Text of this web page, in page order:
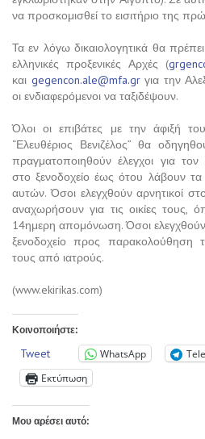
να προσκομισθεί το εισιτήριο της
Τα εν λόγω δικαιολογητικά θα
ελληνικές προξενικές Αρχές (
και gegencon.ale@mfa.grγια την
οι ενδιαφερόμενοι να ταξιδέψουν.
Όλοι οι επιβάτες με την άφιξή
“Ελευθέριος Βενιζέλος” θα
πραγματοποιηθούν έλεγχοι για
στο ξενοδοχείο έως ότου λάβουν
αυτών. Όσοι ελεγχθούν αρνητικοί
αναχωρήσουν για τις οικίες τους,
14ημερη απομόνωση. Όσοι ελεγχθούν
ξενοδοχείο προς παρακολούθηση
τους από ιατρούς.
(www.ekirikas.com)
Κοινοποιήστε:
Tweet WhatsApp
Εκτύπωση
Μου αρέσει αυτό: